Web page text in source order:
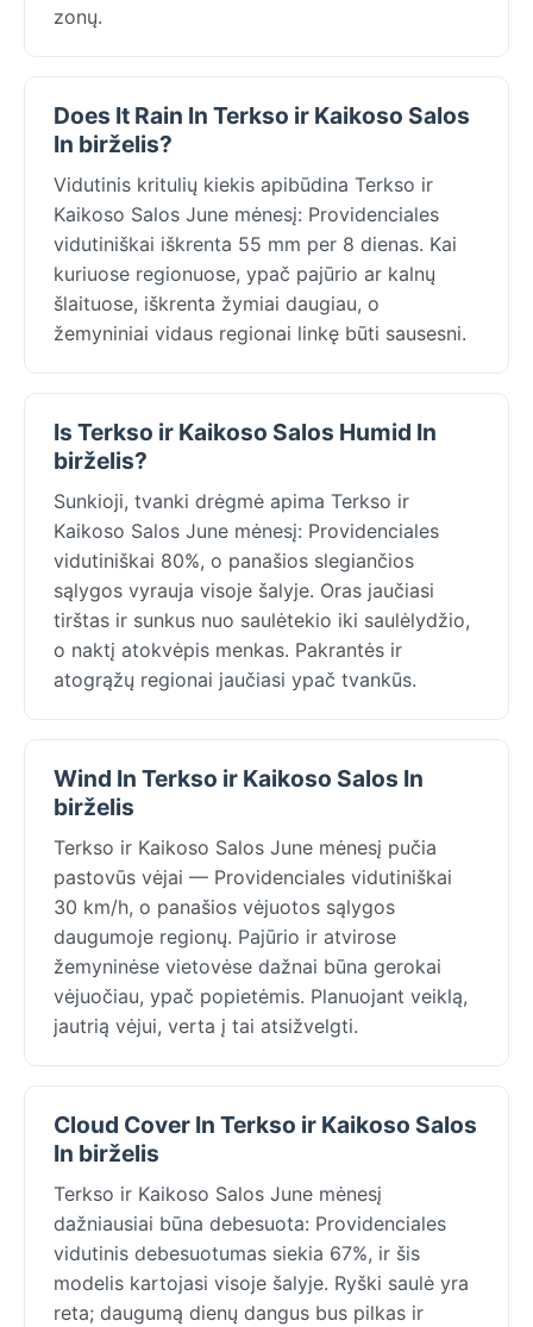
zonų.
Does It Rain In Terkso ir Kaikoso Salos
In birželis?
Vidutinis kritulių kiekis apibūdina Terkso ir
Kaikoso Salos June mėnesį: Providenciales
vidutiniškai iškrenta 55 mm per 8 dienas. Kai
kuriuose regionuose, ypač pajūrio ar kalnų
šlaituose, iškrenta žymiai daugiau, o
žemyniniai vidaus regionai linkę būti sausesni.
Is Terkso ir Kaikoso Salos Humid In
birželis?
Sunkioji, tvanki drėgmė apima Terkso ir
Kaikoso Salos June mėnesį: Providenciales
vidutiniškai 80%, o panašios slegiančios
sąlygos vyrauja visoje šalyje. Oras jaučiasi
tirštas ir sunkus nuo saulėtekio iki saulėlydžio,
o naktį atokvėpis menkas. Pakrantės ir
atogrąžų regionai jaučiasi ypač tvankūs.
Wind In Terkso ir Kaikoso Salos In
birželis
Terkso ir Kaikoso Salos June mėnesį pučia
pastovūs vėjai — Providenciales vidutiniškai
30 km/h, o panašios vėjuotos sąlygos
daugumoje regionų. Pajūrio ir atvirose
žemyninėse vietovėse dažnai būna gerokai
vėjuočiau, ypač popietėmis. Planuojant veiklą,
jautrią vėjui, verta į tai atsižvelgti.
Cloud Cover In Terkso ir Kaikoso Salos
In birželis
Terkso ir Kaikoso Salos June mėnesį
dažniausiai būna debesuota: Providenciales
vidutinis debesuotumas siekia 67%, ir šis
modelis kartojasi visoje šalyje. Ryški saulė yra
reta; daugumą dienų dangus bus pilkas ir